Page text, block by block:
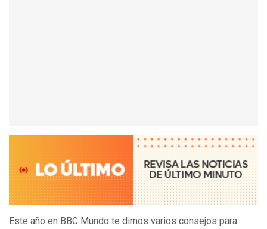
Este año en BBC Mundo te dimos varios consejos para